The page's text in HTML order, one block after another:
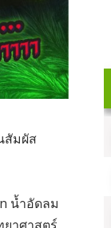
สัมผัส
น้ำอัดลม